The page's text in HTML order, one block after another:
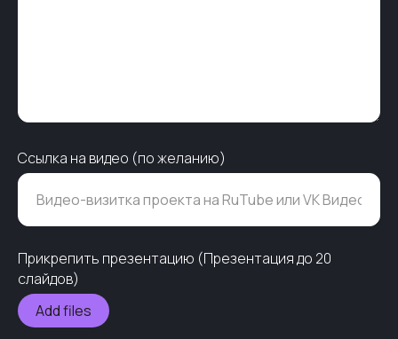
Ссылка на видео (по желанию)
Прикрепить презентацию (Презентация до 20
слайдов)
Add files